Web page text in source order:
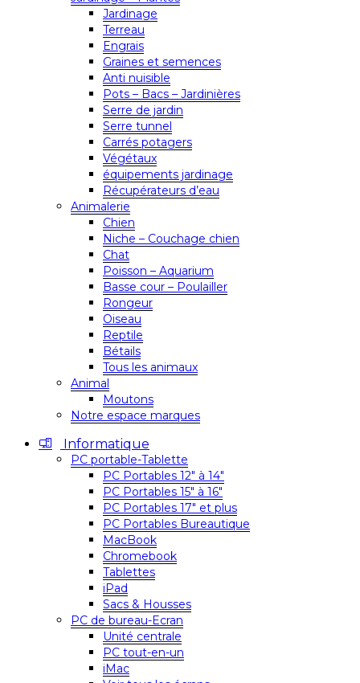
Jardinage
Terreau
Engrais
Graines et semences
Anti nuisible
Pots – Bacs – Jardinières
Serre de jardin
Serre tunnel
Carrés potagers
Végétaux
équipements jardinage
Récupérateurs d’eau
Animalerie
Chien
Niche – Couchage chien
Chat
Poisson – Aquarium
Basse cour – Poulailler
Rongeur
Oiseau
Reptile
Bétails
Tous les animaux
Animal
Moutons
Notre espace marques
Informatique
PC portable-Tablette
PC Portables 12″ à 14″
PC Portables 15″ à 16″
PC Portables 17″ et plus
PC Portables Bureautique
MacBook
Chromebook
Tablettes
iPad
Sacs & Housses
PC de bureau-Ecran
Unité centrale
PC tout-en-un
iMac